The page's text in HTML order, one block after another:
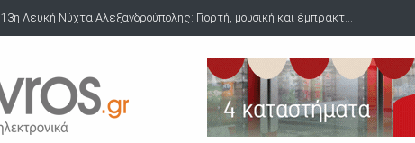
13η Λευκή Νύχτα Αλεξανδρούπολης: Γιορτή, μουσική και έμπρακτ...